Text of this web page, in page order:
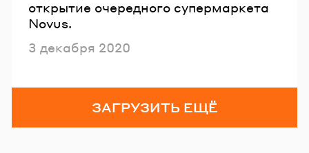
открытие очередного супермаркета
Novus.
Опубликовано
3 декабря 2020
ЗАГРУЗИТЬ ЕЩЁ